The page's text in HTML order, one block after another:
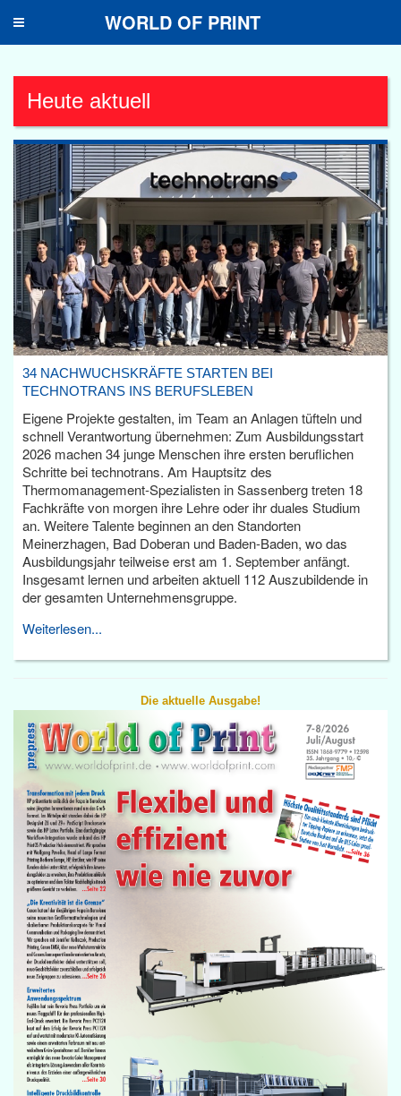
Toggle
WORLD OF PRINT
Heute aktuell
34 NACHWUCHSKRÄFTE STARTEN BEI
TECHNOTRANS INS BERUFSLEBEN
Eigene Projekte gestalten, im Team an Anlagen tüfteln und
schnell Verantwortung übernehmen: Zum Ausbildungsstart
2026 machen 34 junge Menschen ihre ersten beruflichen
Schritte bei technotrans. Am Hauptsitz des
Thermomanagement-Spezialisten in Sassenberg treten 18
Fachkräfte von morgen ihre Lehre oder ihr duales Studium
an. Weitere Talente beginnen an den Standorten
Meinerzhagen, Bad Doberan und Baden-Baden, wo das
Ausbildungsjahr teilweise erst am 1. September anfängt.
Insgesamt lernen und arbeiten aktuell 112 Auszubildende in
der gesamten Unternehmensgruppe.
Weiterlesen...
Die aktuelle Ausgabe!